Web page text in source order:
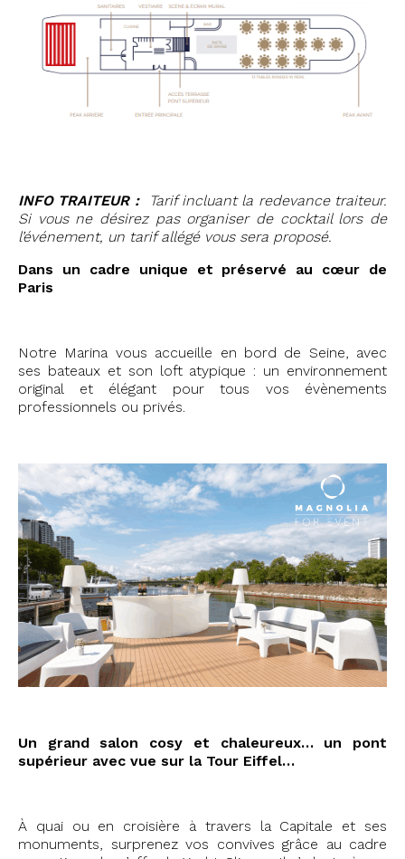
INFO TRAITEUR :
Tarif incluant la redevance traiteur.
Si vous ne désirez pas organiser de cocktail lors de
l’événement, un tarif allégé vous sera proposé.
Dans un cadre unique et préservé au cœur de
Paris
Notre Marina vous accueille en bord de Seine, avec
ses bateaux et son loft atypique : un environnement
original et élégant pour tous vos évènements
professionnels ou privés.
Un grand salon cosy et chaleureux… un pont
supérieur avec vue sur la Tour Eiffel…
À quai ou en croisière à travers la Capitale et ses
monuments, surprenez vos convives grâce au cadre